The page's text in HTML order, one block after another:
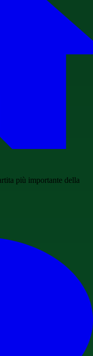
più importante della